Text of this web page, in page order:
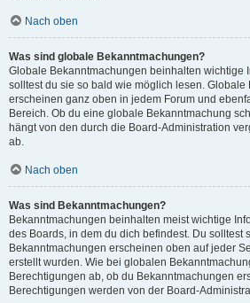
Nach oben
Was sind globale Bekanntmachungen?
Globale Bekanntmachungen beinhalten wichtige
solltest du sie so bald wie möglich lesen. Globale
erscheinen ganz oben in jedem Forum und
Bereich. Ob du eine globale Bekanntmachung
hängt von den durch die Board-Administration
ab.
Nach oben
Was sind Bekanntmachungen?
Bekanntmachungen beinhalten meist wichtige
des Boards, in dem du dich befindest. Du solltest
Bekanntmachungen erscheinen oben auf jeder
erstellt wurden. Wie bei globalen
Berechtigungen ab, ob du Bekanntmachungen
Berechtigungen werden von der Board-